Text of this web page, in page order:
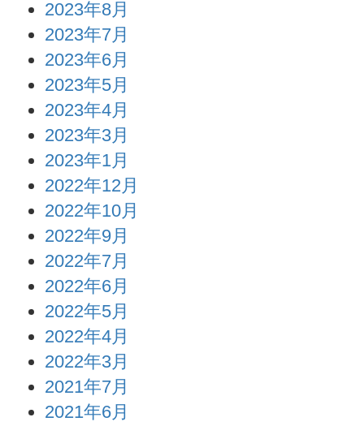
2023年8月
2023年7月
2023年6月
2023年5月
2023年4月
2023年3月
2023年1月
2022年12月
2022年10月
2022年9月
2022年7月
2022年6月
2022年5月
2022年4月
2022年3月
2021年7月
2021年6月